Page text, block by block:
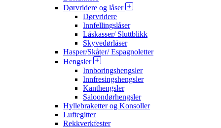
Dørvridere og låser
Dørvridere
Innfellingslåser
Låskasser/ Sluttblikk
Skyvedørlåser
Hasper/Skåter/ Espagnoletter
Hengsler
Innboringshengsler
Innfresingshengsler
Kanthengsler
Saloondørhengsler
Hyllebraketter og Konsoller
Luftegitter
Rekkverkfester